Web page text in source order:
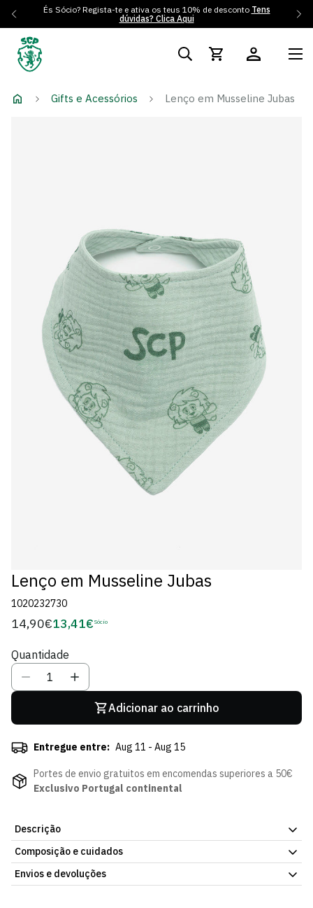
És Sócio? Regista-te e ativa os teus 10% de desconto Tens
dúvidas? Clica Aqui
Gifts e Acessórios Lenço em Musseline Jubas
Lenço em Musseline Jubas
1020232730
Preço
14,90€ Preço
Sócio
13,41€ Sócio
Quantidade
Adicionar ao carrinho
Entregue entre: Aug 11 - Aug 15
Portes de envio gratuitos em encomendas superiores a 50€
Exclusivo Portugal continental
Descrição
Lenço em Musseline Jubas, com o emblema do Sporting Clube de
Portugal. Corte que facilita a troca de roupa. Já disponível na
Loja Verde Online.
Composição e cuidados
Envios e devoluções